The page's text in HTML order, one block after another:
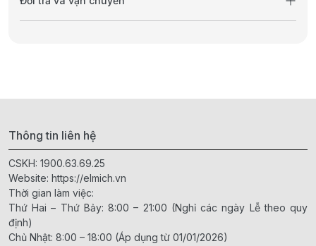
Thông tin liên hệ
CSKH: 1900.63.69.25
Website: https://elmich.vn
Thời gian làm việc:
Thứ Hai – Thứ Bảy: 8:00 – 21:00 (Nghỉ các ngày Lễ theo quy
định)
Chủ Nhật: 8:00 – 18:00 (Áp dụng từ 01/01/2026)